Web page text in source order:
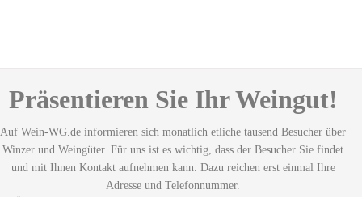
Präsentieren Sie Ihr Weingut!
Auf Wein-WG.de informieren sich monatlich etliche tausend Besucher über
Winzer und Weingüter. Für uns ist es wichtig, dass der Besucher Sie findet
und mit Ihnen Kontakt aufnehmen kann. Dazu reichen erst einmal Ihre
Adresse und Telefonnummer.